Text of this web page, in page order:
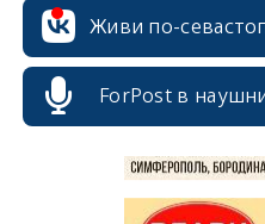
Живи по-
ForPost в